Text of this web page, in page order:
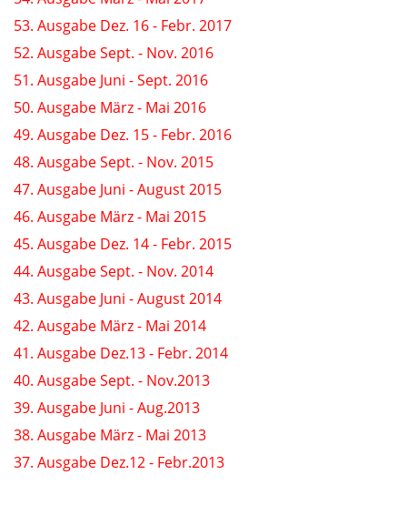
53. Ausgabe Dez. 16 - Febr. 2017
52. Ausgabe Sept. - Nov. 2016
51. Ausgabe Juni - Sept. 2016
50. Ausgabe März - Mai 2016
49. Ausgabe Dez. 15 - Febr. 2016
48. Ausgabe Sept. - Nov. 2015
47. Ausgabe Juni - August 2015
46. Ausgabe März - Mai 2015
45. Ausgabe Dez. 14 - Febr. 2015
44. Ausgabe Sept. - Nov. 2014
43. Ausgabe Juni - August 2014
42. Ausgabe März - Mai 2014
41. Ausgabe Dez.13 - Febr. 2014
40. Ausgabe Sept. - Nov.2013
39. Ausgabe Juni - Aug.2013
38. Ausgabe März - Mai 2013
37. Ausgabe Dez.12 - Febr.2013